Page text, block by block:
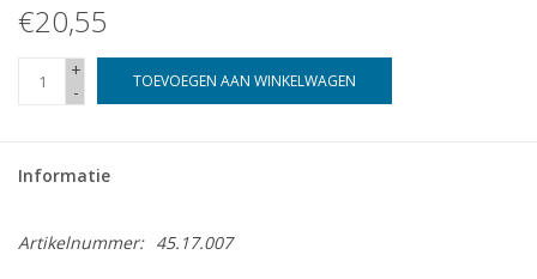
€20,55
+
-
TOEVOEGEN AAN WINKELWAGEN
Informatie
Artikelnummer: 45.17.007